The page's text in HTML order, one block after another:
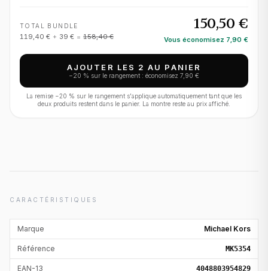
TOTAL BUNDLE
119,40 € + 39 € = 158,40 €
150,50 €
Vous économisez 7,90 €
AJOUTER LES 2 AU PANIER
−20 % sur le rangement : économisez 7,90 €
La remise −20 % sur le rangement s'applique automatiquement tant que les
deux produits restent dans le panier. La montre reste au prix affiché.
CARACTÉRISTIQUES
Marque Michael Kors
Référence MK5354
EAN-13 4048803954829